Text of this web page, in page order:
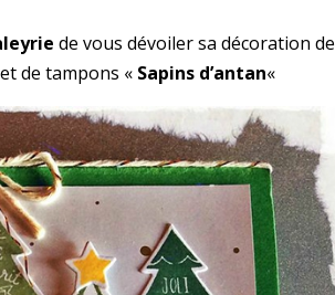
de vous dévoiler sa décoration de
de tampons « Sapins d’antan«